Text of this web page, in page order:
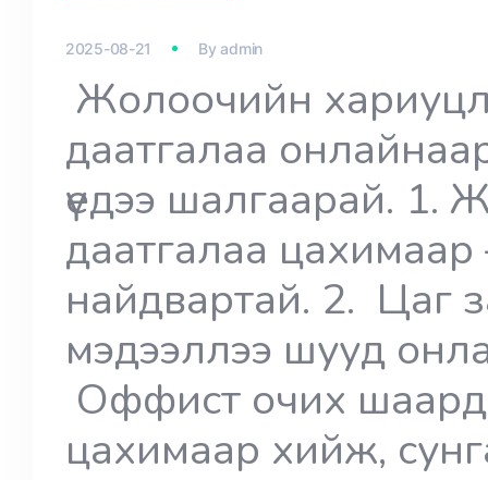
2025-08-21 Byadmin
Жолоочийн
даатгалаа
үедээ шалгаарай. 1.
даатгалаа
найдвартай. 2. Цаг
мэдээллээ шууд
Оффист очих
цахимаар хийж,